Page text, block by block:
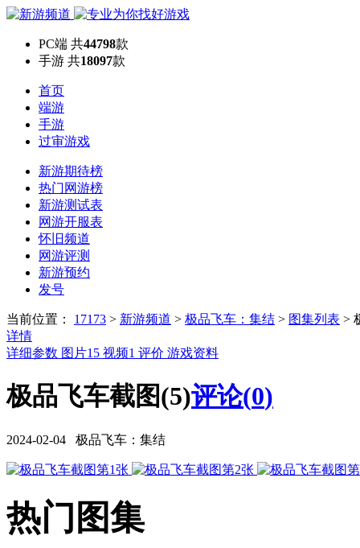
PC端 共44798款
手游 共18097款
首页
端游
手游
过审游戏
新游期待榜
热门网游榜
新游测试表
网游开服表
怀旧频道
网游评测
新游预约
发号
当前位置： 17173 > 新游频道 > 极品飞车：集结 > 图集列表 >
详情
详细参数 图片15 视频1 评价 游戏资料
极品飞车截图(5)评论(0)
2024-02-04 极品飞车：集结
热门图集